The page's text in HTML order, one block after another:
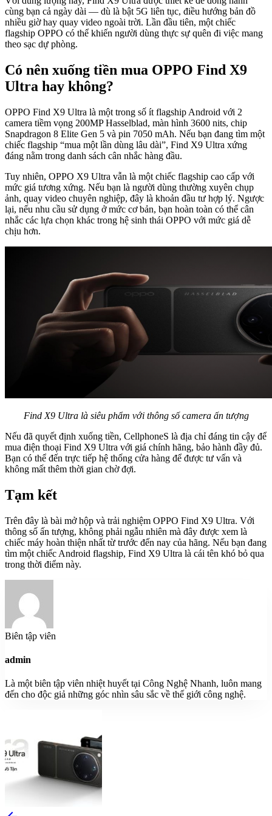
cùng bạn cả ngày dài — dù là bật 5G liên tục, điều hướng bản đồ
nhiều giờ hay quay video ngoài trời. Lần đầu tiên, một chiếc
flagship OPPO có thể khiến người dùng thực sự quên đi việc mang
theo sạc dự phòng.
Có nên xuống tiền mua OPPO Find X9
Ultra hay không?
OPPO Find X9 Ultra là một trong số ít flagship Android với 2
camera tiềm vọng 200MP Hasselblad, màn hình 3600 nits, chip
Snapdragon 8 Elite Gen 5 và pin 7050 mAh. Nếu bạn đang tìm một
chiếc flagship “mua một lần dùng lâu dài”, Find X9 Ultra xứng
đáng nằm trong danh sách cân nhắc hàng đầu.
Tuy nhiên, OPPO X9 Ultra vẫn là một chiếc flagship cao cấp với
mức giá tương xứng. Nếu bạn là người dùng thường xuyên chụp
ảnh, quay video chuyên nghiệp, đây là khoản đầu tư hợp lý. Ngược
lại, nếu nhu cầu sử dụng ở mức cơ bản, bạn hoàn toàn có thể cân
nhắc các lựa chọn khác trong hệ sinh thái OPPO với mức giá dễ
chịu hơn.
Find X9 Ultra là siêu phẩm với thông số camera ấn tượng
Nếu đã quyết định xuống tiền, CellphoneS là địa chỉ đáng tin cậy để
mua điện thoại Find X9 Ultra với giá chính hãng, bảo hành đầy đủ.
Bạn có thể đến trực tiếp hệ thống cửa hàng để được tư vấn và
không mất thêm thời gian chờ đợi.
Tạm kết
Trên đây là bài mở hộp và trải nghiệm OPPO Find X9 Ultra. Với
thông số ấn tượng, không phải ngẫu nhiên mà đây được xem là
chiếc máy hoàn thiện nhất từ trước đến nay của hãng. Nếu bạn đang
tìm một chiếc Android flagship, Find X9 Ultra là cái tên khó bỏ qua
trong thời điểm này.
Biên tập viên
admin
Là một biên tập viên nhiệt huyết tại Công Nghệ Nhanh, luôn mang
đến cho độc giả những góc nhìn sâu sắc về thế giới công nghệ.